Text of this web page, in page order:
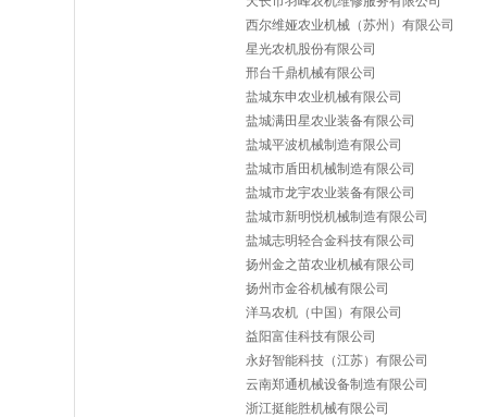
西尔维娅农业机械（苏州）有限公司
星光农机股份有限公司
邢台千鼎机械有限公司
盐城东申农业机械有限公司
盐城满田星农业装备有限公司
盐城平波机械制造有限公司
盐城市盾田机械制造有限公司
盐城市龙宇农业装备有限公司
盐城市新明悦机械制造有限公司
盐城志明轻合金科技有限公司
扬州金之苗农业机械有限公司
扬州市金谷机械有限公司
洋马农机（中国）有限公司
益阳富佳科技有限公司
永好智能科技（江苏）有限公司
云南郑通机械设备制造有限公司
浙江挺能胜机械有限公司